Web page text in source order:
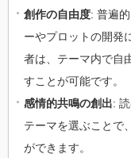
創作の自由度: 普遍
ーやプロットの開発
者は、テーマ内で自
すことが可能です。
感情的共鳴の創出:
テーマを選ぶことで
ができます。